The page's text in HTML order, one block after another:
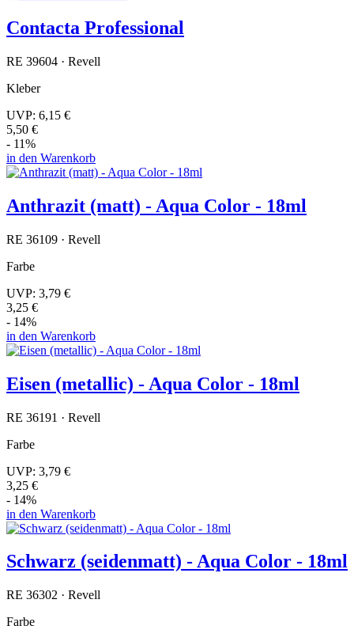
Contacta Professional
RE 39604 · Revell
Kleber
UVP: 6,15 €
5,50 €
- 11%
in den Warenkorb
Anthrazit (matt) - Aqua Color - 18ml
RE 36109 · Revell
Farbe
UVP: 3,79 €
3,25 €
- 14%
in den Warenkorb
Eisen (metallic) - Aqua Color - 18ml
RE 36191 · Revell
Farbe
UVP: 3,79 €
3,25 €
- 14%
in den Warenkorb
Schwarz (seidenmatt) - Aqua Color - 18ml
RE 36302 · Revell
Farbe